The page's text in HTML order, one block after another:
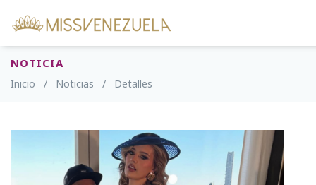
NOTICIA
Inicio / Noticias / Detalles